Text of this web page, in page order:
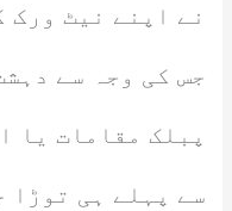
نے اپنے نیٹ ورک
جس کی وجہ سے
پبلک مقامات یا
سے پہلے ہی توڑا